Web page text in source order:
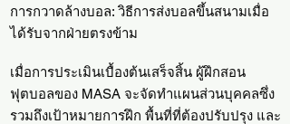
การกวาดล้างบอล: วิธีการส่งบอลขึ้นสนามเมื่อ
ได้รับจากฝ่ายตรงข้าม
เมื่อการประเมินเบื้องต้นเสร็จสิ้น ผู้ฝึกสอน
ฟุตบอลของ MASA จะจัดทำแผนส่วนบุคคลซึ่ง
รวมถึงเป้าหมายการฝึก พื้นที่ที่ต้องปรับปรุง และ